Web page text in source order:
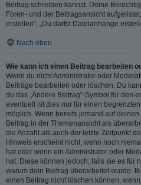
Beitrag schreiben kannst. Deine
Foren- und der Beitragsansicht
erstellen“, „Du darfst Dateianhänge
Nach oben
Wie kann ich einen Beitrag bearbeiten
Wenn du nicht Administrator oder
Beiträge bearbeiten oder löschen. Du
du das „Ändere Beitrag“-Symbol für den
eventuell ist dies nur für einen
möglich. Wenn bereits jemand auf
Beitrag in der Themenansicht als
die Anzahl als auch der letzte Zeitpunkt
Hinweis erscheint nicht, wenn noch
hat oder wenn ein Administrator oder
hat. Diese können jedoch, falls sie es für
warum dein Beitrag überarbeitet wurde.
einen Beitrag nicht löschen können,